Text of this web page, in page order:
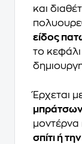
και
είδος
το
Έρχεται
σπίτι ή